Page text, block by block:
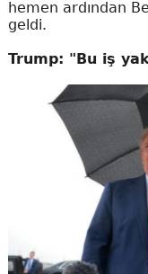
hemen ardından
geldi.
Trump: "Bu iş